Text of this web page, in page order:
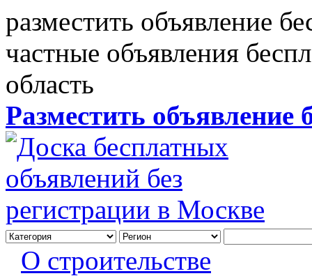
разместить объявление
частные объявления
область
Разместить объявление
О строительстве